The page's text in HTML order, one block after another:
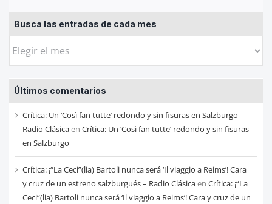
Busca las entradas de cada mes
Busca
entradas
de
cada
mes
Últimos comentarios
Crítica: Un ‘Così fan tutte’ redondo y sin fisuras en Salzburgo –
Radio Clásicaen Crítica: Un ‘Così fan tutte’ redondo y sin fisuras
en Salzburgo
Crítica: ¡“La Ceci”(lia) Bartoli nunca será ‘Il viaggio a Reims’! Cara
y cruz de un estreno salzburgués – Radio Clásicaen Crítica: ¡“La
Ceci”(lia) Bartoli nunca será ‘Il viaggio a Reims’! Cara y cruz de un